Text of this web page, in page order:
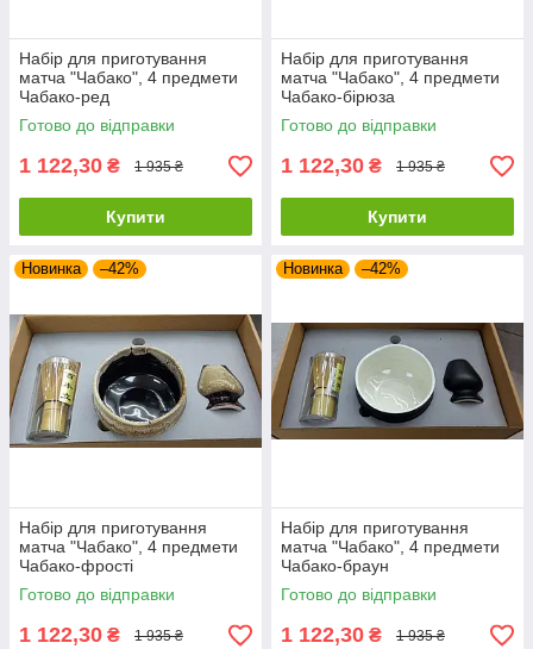
Набір для приготування
матча "Чабако", 4 предмети
Чабако-ред
Готово до відправки
1 122,30 ₴ 1 935 ₴
Купити
Набір для приготування
матча "Чабако", 4 предмети
Чабако-бірюза
Готово до відправки
1 122,30 ₴ 1 935 ₴
Купити
Новинка –42%
Набір для приготування
матча "Чабако", 4 предмети
Чабако-фрості
Готово до відправки
1 122,30 ₴ 1 935 ₴
Новинка –42%
Набір для приготування
матча "Чабако", 4 предмети
Чабако-браун
Готово до відправки
1 122,30 ₴ 1 935 ₴